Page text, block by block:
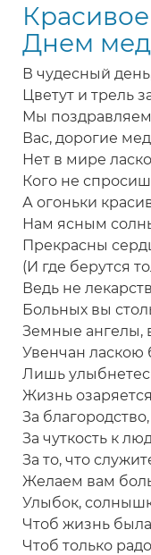
Днем
Днем
В чудесный
Цветут и трель
Мы
Вас, дорогие
Нет в мире
Кого не
А огоньки
Нам ясным
Прекрасны
(И где берутся
Ведь не
Больных вы
Земные ангелы,
Увенчан ласкою
Лишь
Жизнь
За
За чуткость к
За то, что
Желаем вам
Улыбок,
Чтоб жизнь
Чтоб только